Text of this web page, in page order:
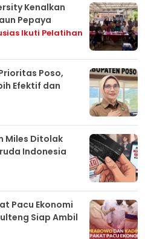
Kenalkan
Pepaya
Ikuti Pelatihan
Poso,
Efektif dan
Miles Ditolak
Indonesia
Pacu Ekonomi
Siap Ambil